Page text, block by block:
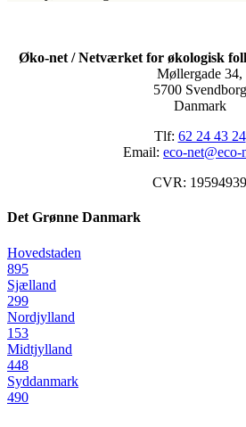
Øko-net / Netværket for økologisk
Møllergade 34,
5700 Svendborg
Danmark
Tlf: 62 24 43 24
Email: eco-net@eco-
CVR: 19594939
Det Grønne Danmark
Hovedstaden
895
Sjælland
299
Nordjylland
153
Midtjylland
448
Syddanmark
490